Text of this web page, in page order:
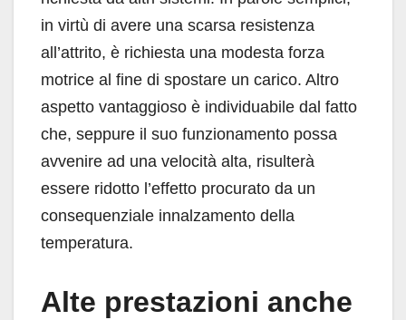
in virtù di avere una scarsa resistenza
all’attrito, è richiesta una modesta forza
motrice al fine di spostare un carico. Altro
aspetto vantaggioso è individuabile dal fatto
che, seppure il suo funzionamento possa
avvenire ad una velocità alta, risulterà
essere ridotto l’effetto procurato da un
consequenziale innalzamento della
temperatura.
Alte prestazioni anche